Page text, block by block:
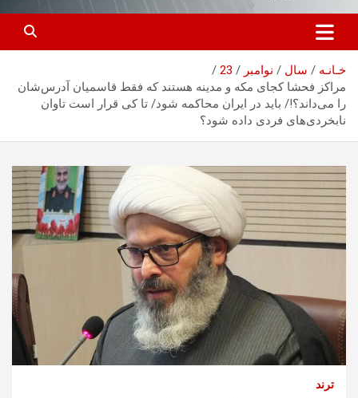
خـانـه سال نوامبر
23
مراکز فحشا کجای مکه و مدینه هستند که فقط قاسمیان آدرس‌شان
را می‌داند؟!/ باید در ایران محاکمه شود/ تا کی قرار است تاوان
نابخردی‌های فردی داده شود؟
ترند